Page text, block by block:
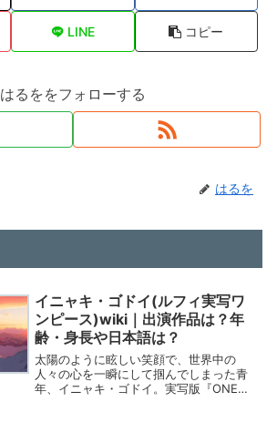
LINE コピー
はるををフォローする
はるを
イニャキ・ゴドイ(ルフィ実写ワ
ンピース)wiki｜出演作品は？年
齢・身長や日本語は？
太陽のように眩しい笑顔で、世界中の
人々の心を一瞬にして掴んでしまった青
年、イニャキ・ゴドイ。実写版『ONE